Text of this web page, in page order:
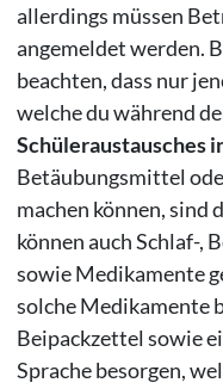
allerdings müssen
angemeldet werden.
beachten, dass nur
welche du während
Schüleraustausches
Betäubungsmittel
machen können, sind
können auch Schlaf-,
sowie Medikamente
solche Medikamente
Beipackzettel sowie
Sprache besorgen,